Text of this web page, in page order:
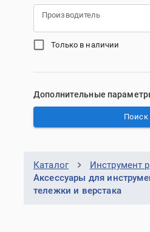
Производитель
Только в наличии
Дополнительные
Поиск
Каталог
Инструмент
Аксессуары для
тележки и верстака